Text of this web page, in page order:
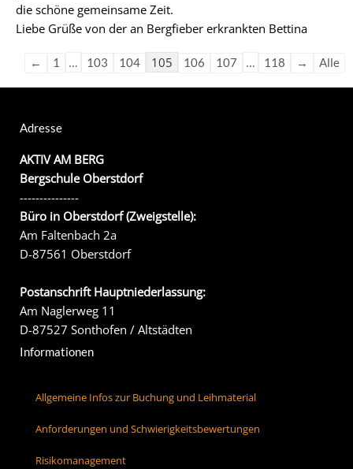
die schöne gemeinsame Zeit.
Liebe Grüße von der an Bergfieber erkrankten Bettina
← 1 … 103 104 105 106 107 … 118 → Alle
Adresse
AKTIV AM BERG
Bergschule Oberstdorf
---------------
Büro in Oberstdorf (Zweigstelle):
Am Faltenbach 2a
D-87561 Oberstdorf
Postanschrift Hauptniederlassung:
Am Naglerweg 11
D-87527 Sonthofen / Altstädten
Informationen
Allgemeine Infos zur Buchung und Leihmaterial
Anforderungen und Schwierigkeitsbewertungen
Risikomanagement